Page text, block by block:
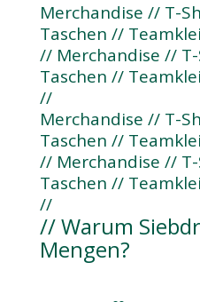
Merchandise // T-
Taschen //
// Merchandise //
Taschen //
//
Merchandise // T-
Taschen //
// Merchandise //
Taschen //
//
// Warum
Mengen?